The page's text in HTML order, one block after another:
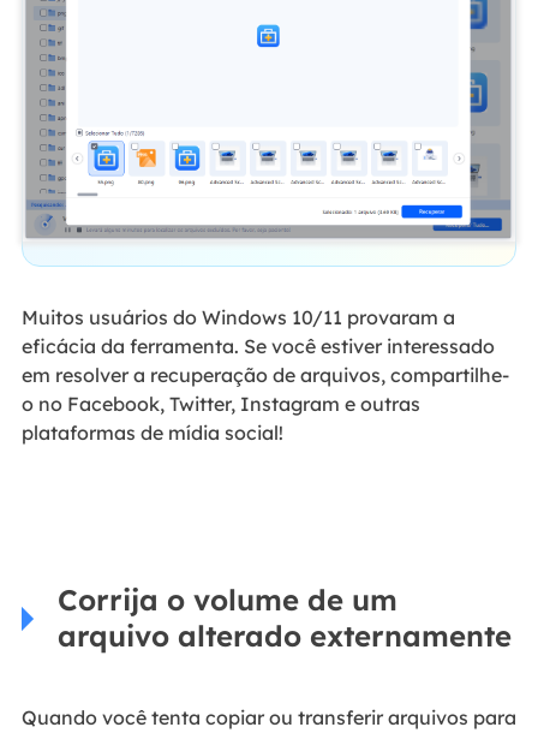
Muitos usuários do Windows 10/11 provaram a
eficácia da ferramenta. Se você estiver interessado
em resolver a recuperação de arquivos, compartilhe-
o no Facebook, Twitter, Instagram e outras
plataformas de mídia social!
Corrija o volume de um
arquivo alterado externamente
Quando você tenta copiar ou transferir arquivos para